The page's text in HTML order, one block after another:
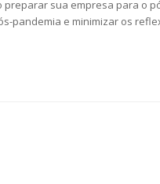
preparar sua empresa para o
pandemia e minimizar os